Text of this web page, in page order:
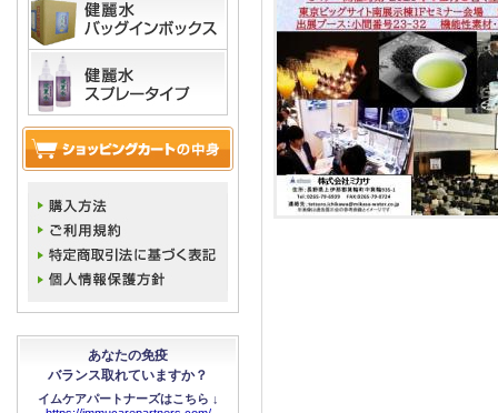
あなたの免疫
バランス取れていますか？
イムケアパートナーズはこちら ↓